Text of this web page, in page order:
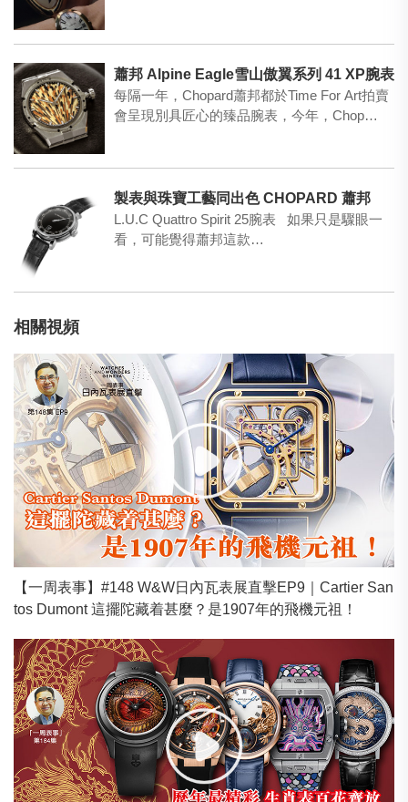
蕭邦 Alpine Eagle雪山傲翼系列 41 XP腕表
每隔一年，Chopard蕭邦都於Time For Art拍賣
會呈現別具匠心的臻品腕表，今年，Chop…
製表與珠寶工藝同出色 CHOPARD 蕭邦
L.U.C Quattro Spirit 25腕表 如果只是驟眼一
看，可能覺得蕭邦這款…
相關視頻
【一周表事】#148 W&W日內瓦表展直擊EP9｜Cartier San
tos Dumont 這擺陀藏着甚麼？是1907年的飛機元祖！